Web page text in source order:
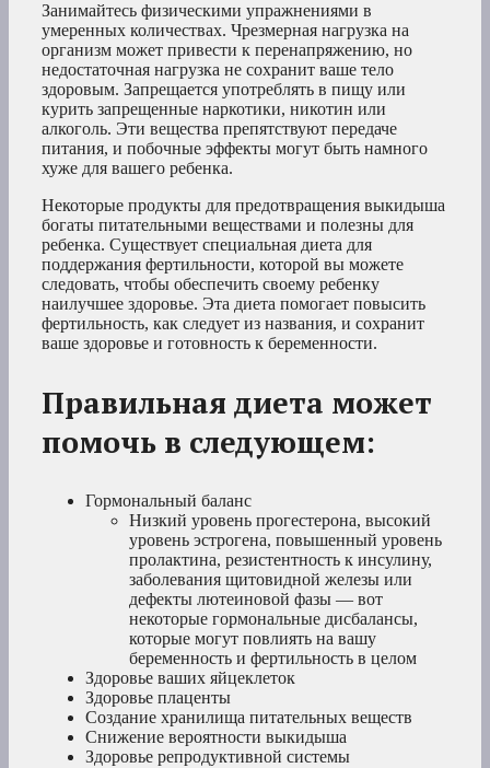
Занимайтесь физическими упражнениями в
умеренных количествах. Чрезмерная нагрузка на
организм может привести к перенапряжению, но
недостаточная нагрузка не сохранит ваше тело
здоровым. Запрещается употреблять в пищу или
курить запрещенные наркотики, никотин или
алкоголь. Эти вещества препятствуют передаче
питания, и побочные эффекты могут быть намного
хуже для вашего ребенка.
Некоторые продукты для предотвращения выкидыша
богаты питательными веществами и полезны для
ребенка. Существует специальная диета для
поддержания фертильности, которой вы можете
следовать, чтобы обеспечить своему ребенку
наилучшее здоровье. Эта диета помогает повысить
фертильность, как следует из названия, и сохранит
ваше здоровье и готовность к беременности.
Правильная диета может
помочь в следующем:
Гормональный баланс
Низкий уровень прогестерона, высокий
уровень эстрогена, повышенный уровень
пролактина, резистентность к инсулину,
заболевания щитовидной железы или
дефекты лютеиновой фазы — вот
некоторые гормональные дисбалансы,
которые могут повлиять на вашу
беременность и фертильность в целом
Здоровье ваших яйцеклеток
Здоровье плаценты
Создание хранилища питательных веществ
Снижение вероятности выкидыша
Здоровье репродуктивной системы